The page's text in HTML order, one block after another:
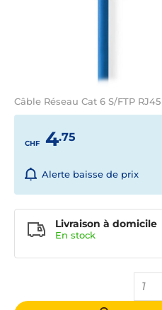
Câble Réseau Cat 6 S/FTP
CHF 4.75
Alerte baisse de prix
1
Livraison à domicile
En stock